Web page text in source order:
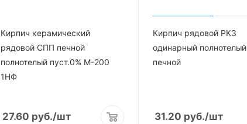
Кирпич керамический
рядовой СПП печной
полнотелый пуст.0% М-200
1НФ
27.60 руб./шт
Кирпич рядовой РКЗ
одинарный полнотелый
печной
31.20 руб./шт